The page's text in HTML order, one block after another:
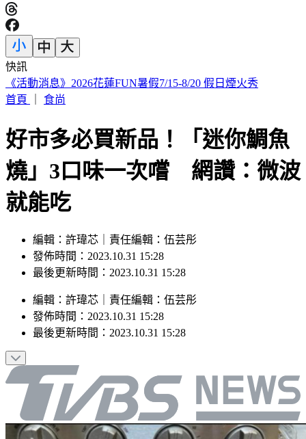
快訊
白海豚颱風「紮實雨帶」又來了！鄭明典急籲：晚上別出門
首頁
食尚
好市多必買新品！「迷你鯛魚
燒」3口味一次嚐 網讚：微波
就能吃
編輯：許瑋芯｜責任編輯：伍芸彤
發佈時間：2023.10.31 15:28
最後更新時間：2023.10.31 15:28
編輯 ： 許瑋芯 責任編輯 ： 伍芸彤
發佈時間： 2023.10.31 15:28
最後更新時間： 2023.10.31 15:28